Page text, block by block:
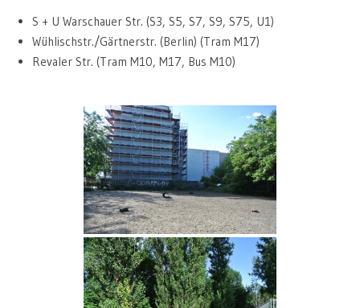
S + U Warschauer Str. (S3, S5, S7, S9, S75, U1)
Wühlischstr./Gärtnerstr. (Berlin) (Tram M17)
Revaler Str. (Tram M10, M17, Bus M10)